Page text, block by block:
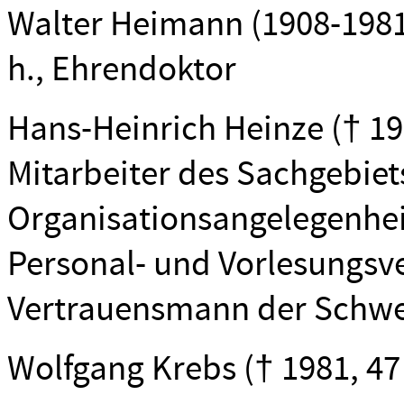
Walter Heimann (1908-
h., Ehrendoktor
Hans-Heinrich Heinze (†
Mitarbeiter des
Personal- und
Vertrauensmann der
Wolfgang Krebs († 1981,